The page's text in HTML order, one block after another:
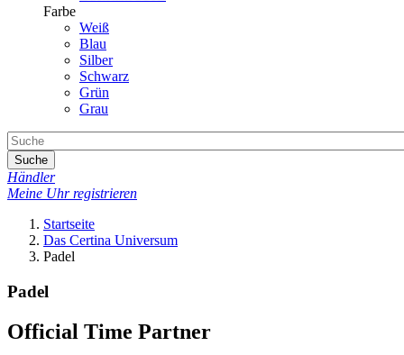
Farbe
Weiß
Blau
Silber
Schwarz
Grün
Grau
Suche
Händler
Meine Uhr registrieren
Startseite
Das Certina Universum
Padel
Padel
Official Time Partner